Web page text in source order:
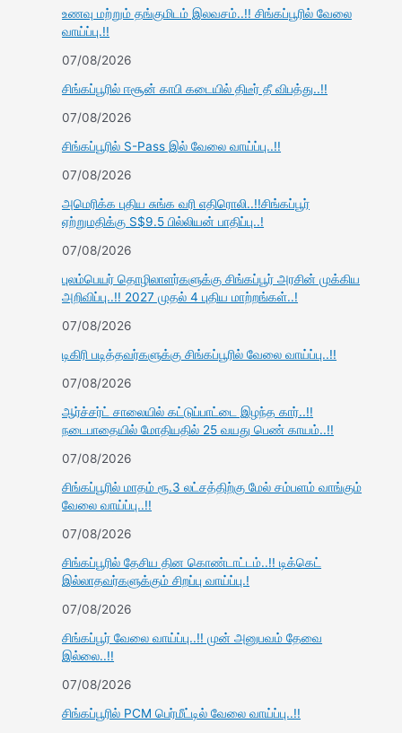
உணவு மற்றும் தங்குமிடம் இலவசம்..!! சிங்கப்பூரில் வேலை
வாய்ப்பு.!!
07/08/2026
சிங்கப்பூரில் ஈசூன் காபி கடையில் திடீர் தீ விபத்து..!!
07/08/2026
சிங்கப்பூரில் S-Pass இல் வேலை வாய்ப்பு..!!
07/08/2026
அமெரிக்க புதிய சுங்க வரி எதிரொலி..!!சிங்கப்பூர்
ஏற்றுமதிக்கு S$9.5 பில்லியன் பாதிப்பு..!
07/08/2026
புலம்பெயர் தொழிலாளர்களுக்கு சிங்கப்பூர் அரசின் முக்கிய
அறிவிப்பு..!! 2027 முதல் 4 புதிய மாற்றங்கள்..!
07/08/2026
டிகிரி படித்தவர்களுக்கு சிங்கப்பூரில் வேலை வாய்ப்பு..!!
07/08/2026
ஆர்ச்சர்ட் சாலையில் கட்டுப்பாட்டை இழந்த கார்..!!
நடைபாதையில் மோதியதில் 25 வயது பெண் காயம்..!!
07/08/2026
சிங்கப்பூரில் மாதம் ரூ.3 லட்சத்திற்கு மேல் சம்பளம் வாங்கும்
வேலை வாய்ப்பு..!!
07/08/2026
சிங்கப்பூரில் தேசிய தின கொண்டாட்டம்..!! டிக்கெட்
இல்லாதவர்களுக்கும் சிறப்பு வாய்ப்பு.!
07/08/2026
சிங்கப்பூர் வேலை வாய்ப்பு..!! முன் அனுபவம் தேவை
இல்லை..!!
07/08/2026
சிங்கப்பூரில் PCM பெர்மீட்டில் வேலை வாய்ப்பு..!!